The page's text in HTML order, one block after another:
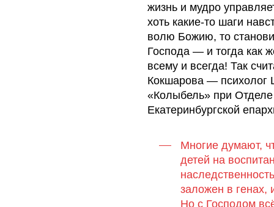
жизнь и мудро
хоть какие-то шаги
волю Божию, то
Господа — и тогда как
всему и всегда! Так
Кокшарова — психолог
«Колыбель» при
Екатеринбургской
Многие думают,
детей на
заложен в генах,
Но с Господом